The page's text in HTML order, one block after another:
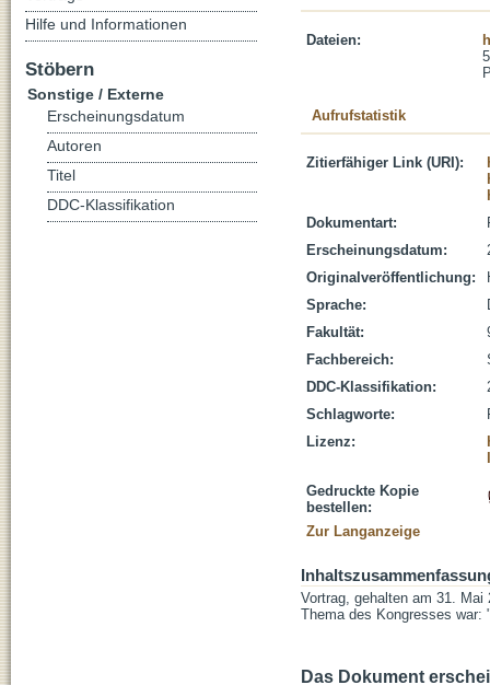
Dateien:
Aufrufstatistik
Zitierfähiger Link (URI):
Dokumentart:
Erscheinungsdatum:
Originalveröffentlichung:
Sprache:
Fakultät:
Fachbereich:
DDC-Klassifikation:
Schlagworte:
Lizenz:
Gedruckte Kopie
bestellen:
Zur Langanzeige
Vortrag, gehalten am 31. Mai
Thema des Kongresses war:
Das Dokument
Hilfe und Informationen
Stöbern
Sonstige / Externe
Erscheinungsdatum
Autoren
Titel
DDC-Klassifikation